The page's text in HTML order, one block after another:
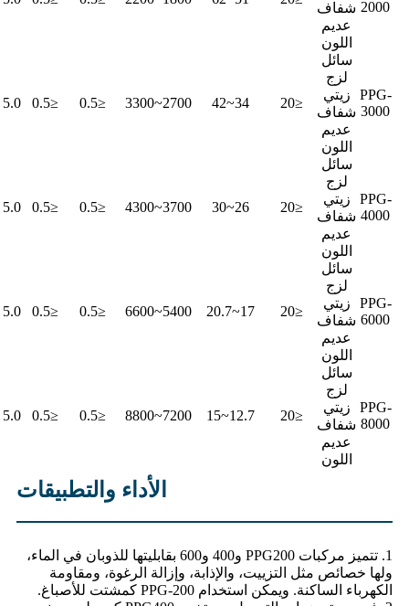
2000 شفاف
عديم
اللون
PPG-
3000
سائل
لزج
زيتي
شفاف
عديم
اللون
≤20
34~42
2700~3300
≤0.5
≤0.5
5.0 ~ 7.0
PPG-
4000
سائل
لزج
زيتي
شفاف
عديم
اللون
≤20
26~30
3700~4300
≤0.5
≤0.5
5.0 ~ 7.0
PPG-
6000
سائل
لزج
زيتي
شفاف
عديم
اللون
≤20
17~20.7
5400~6600
≤0.5
≤0.5
5.0 ~ 7.0
PPG-
8000
سائل
لزج
زيتي
شفاف
عديم
اللون
≤20
12.7~15
7200~8800
≤0.5
≤0.5
5.0 ~ 7.0
الأداء والتطبيقات
1. تتميز مركبات PPG200 و400 و600 بقابليتها للذوبان في الماء،
ولها خصائص مثل التزييت، والإذابة، وإزالة الرغوة، ومقاومة
الكهرباء الساكنة. ويمكن استخدام PPG-200 كمشتت للأصباغ.